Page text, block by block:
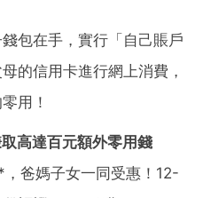
包在手，實行「自己賬戶
的信用卡進行網上消費，
用！
高達百元額外零用錢
爸媽子女一同受惠！12-